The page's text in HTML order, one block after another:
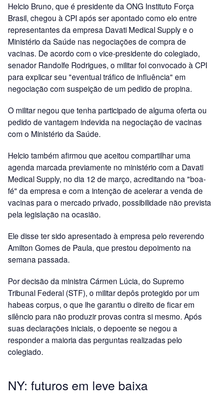
Helcio Bruno, que é presidente da ONG Instituto Força
Brasil, chegou à CPI após ser apontado como elo entre
representantes da empresa Davati Medical Supply e o
Ministério da Saúde nas negociações de compra de
vacinas. De acordo com o vice-presidente do colegiado,
senador Randolfe Rodrigues, o militar foi convocado à CPI
para explicar seu "eventual tráfico de influência" em
negociação com suspeição de um pedido de propina.
O militar negou que tenha participado de alguma oferta ou
pedido de vantagem indevida na negociação de vacinas
com o Ministério da Saúde.
Helcio também afirmou que aceitou compartilhar uma
agenda marcada previamente no ministério com a Davati
Medical Supply, no dia 12 de março, acreditando na "boa-
fé" da empresa e com a intenção de acelerar a venda de
vacinas para o mercado privado, possibilidade não prevista
pela legislação na ocasião.
Ele disse ter sido apresentado à empresa pelo reverendo
Amilton Gomes de Paula, que prestou depoimento na
semana passada.
Por decisão da ministra Cármen Lúcia, do Supremo
Tribunal Federal (STF), o militar depôs protegido por um
habeas corpus, o que lhe garantiu o direito de ficar em
silêncio para não produzir provas contra si mesmo. Após
suas declarações iniciais, o depoente se negou a
responder a maioria das perguntas realizadas pelo
colegiado.
NY: futuros em leve baixa